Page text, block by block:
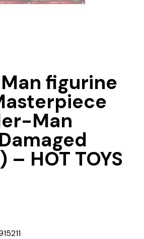
figurine
Man
HOT TOYS